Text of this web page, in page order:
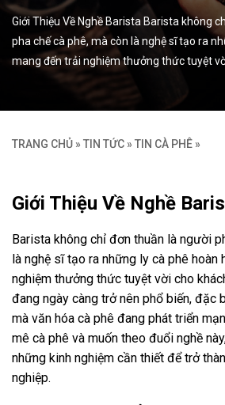
Giới Thiệu Về Nghề Barista Barista không
pha chế cà phê, mà còn là nghệ sĩ tạo ra
mang đến trải nghiệm thưởng thức tuyệt
TRANG CHỦ » TIN TỨC » TIN CÀ PHÊ »
Giới Thiệu Về Nghề
Barista không chỉ đơn thuần là người
là nghệ sĩ tạo ra những ly cà phê hoàn
nghiệm thưởng thức tuyệt vời cho
đang ngày càng trở nên phổ biến, đặc
mà văn hóa cà phê đang phát triển
mê cà phê và muốn theo đuổi nghề
những kinh nghiệm cần thiết để trở
nghiệp.